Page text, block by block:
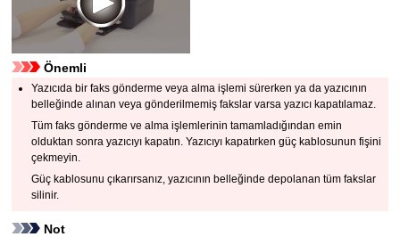
Önemli
Yazıcıda bir faks gönderme veya alma işlemi sürerken ya dayazıcının
belleğinde alınan veya gönderilmemiş fakslar varsa yazıcı kapatılamaz.
Tüm faks gönderme ve alma işlemlerinin tamamladığından emin
olduktan sonrayazıcıyı kapatın. Yazıcıyı kapatırken güç kablosunun fişini
çekmeyin.
Güç kablosunu çıkarırsanız,yazıcının belleğinde depolanan tüm fakslar
silinir.
Not